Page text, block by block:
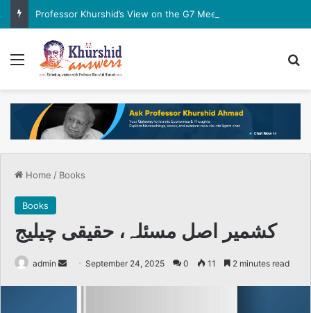
Professor Khurshid’s View on the G7 Meeting
Menu
Home / Books
Books
کشمیر اصل مسئلہ، حقیقی چیلیج
admin
Send September 24, 2025 0 11 2 minutes read